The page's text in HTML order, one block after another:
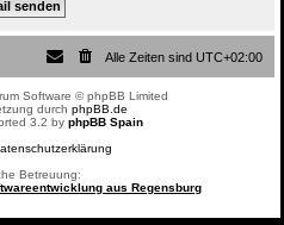
Alle Zeiten sind UTC+02:00
Software © phpBB Limited
durch phpBB.de
3.2 by phpBB Spain
Betreuung:
aus Regensburg